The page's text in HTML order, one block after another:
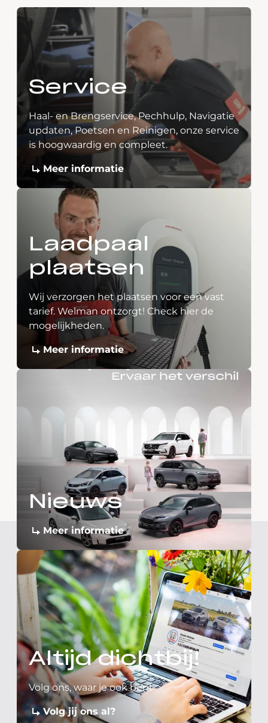
Service
Haal- en Brengservice, Pechhulp, Navigatie
updaten, Poetsen en Reinigen, onze service
is hoogwaardig en compleet.
Meer informatie
Laadpaal
plaatsen
Wij verzorgen het plaatsen voor een vast
tarief. Welman ontzorgt! Check hier de
mogelijkheden.
Meer informatie
Nieuws
Meer informatie
Altijd dichtbij!
Volg ons, waar je ook bent
Volg jij ons al?